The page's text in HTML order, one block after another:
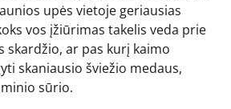
upės vietoje geriausias
vos įžiūrimas takelis veda prie
skardžio, ar pas kurį kaimo
skaniausio šviežio medaus,
sūrio.